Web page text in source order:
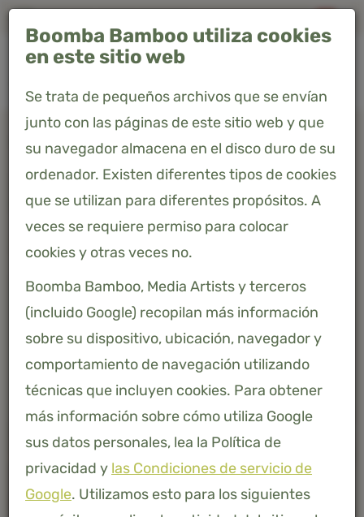
Home Productos Juego de cama individual - Soft Taupe
JUEGO DE CAMA INDIVIDUAL -
SOFT TAUPE
264,99 €
Boomba Bamboo utiliza cookies
en este sitio web
Se trata de pequeños archivos que se envían
junto con las páginas de este sitio web y que
su navegador almacena en el disco duro de su
ordenador. Existen diferentes tipos de cookies
que se utilizan para diferentes propósitos. A
veces se requiere permiso para colocar
cookies y otras veces no.
Boomba Bamboo, Media Artists y terceros
(incluido Google) recopilan más información
sobre su dispositivo, ubicación, navegador y
comportamiento de navegación utilizando
técnicas que incluyen cookies. Para obtener
más información sobre cómo utiliza Google
sus datos personales, lea la Política de
privacidad y las Condiciones de servicio de
Google. Utilizamos esto para los siguientes